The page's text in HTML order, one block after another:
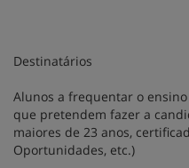
Destinatários
Alunos a frequentar o
que pretendem fazer a
maiores de 23 anos,
Oportunidades, etc.)